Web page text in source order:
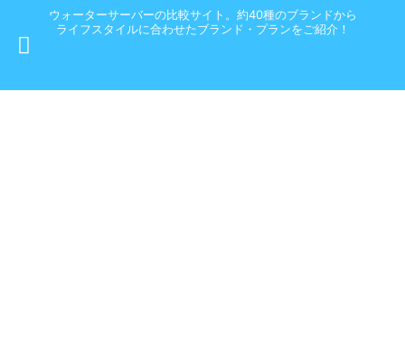
ウォーターサーバーの比較サイト。約40種のブランドから
ライフスタイルに合わせたブランド・プランをご紹介！